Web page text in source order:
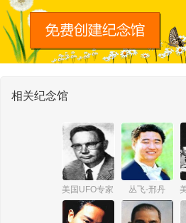
相关纪念馆
美国UFO专家 詹姆斯·爱德华·麦
丛飞-邢丹